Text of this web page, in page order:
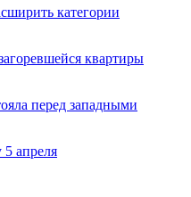
категории
квартиры
перед западными
апреля